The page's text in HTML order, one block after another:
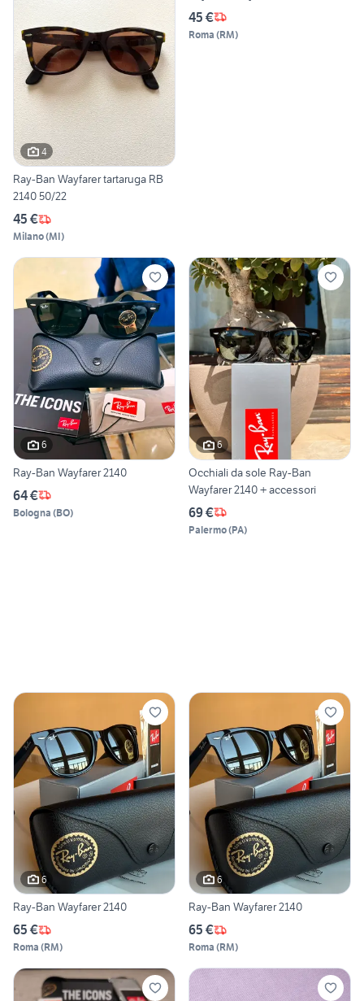
4
Ray-Ban Wayfarer tartaruga RB
2140 50/22
45 €
Milano(MI)
45 €
Roma (RM)
6
Ray-Ban Wayfarer 2140
64 €
Bologna (BO)
6
Occhiali da sole Ray-Ban
Wayfarer 2140 + accessori
69 €
Palermo(PA)
6
Ray-Ban Wayfarer 2140
65 €
Roma (RM)
6
Ray-Ban Wayfarer 2140
65 €
Roma (RM)